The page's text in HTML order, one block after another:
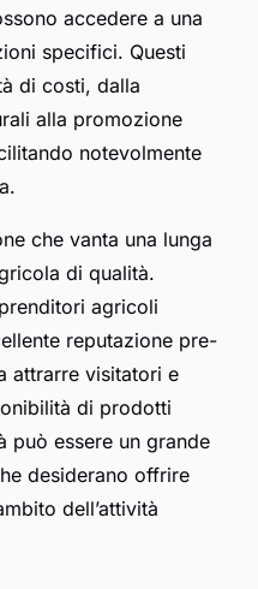
accedere a una
specifici. Questi
di costi, dalla
alla promozione
notevolmente
che vanta una lunga
di qualità.
agricoli
reputazione pre-
attrarre visitatori e
di prodotti
può essere un grande
desiderano offrire
dell’attività